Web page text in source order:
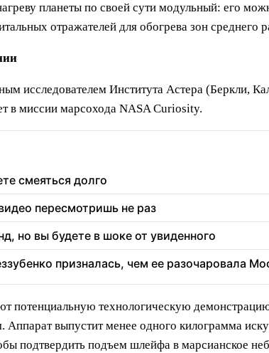
планеты по своей сути модульный: его
отражателей для обогрева зон среднего
исследователем Института Астера (Беркли,
в миссии марсохода NASA Curiosity.
смеяться долго
пересмотришь не раз
но вы будете в шоке от увиденного
призналась, чем ее разочаровала
потенциальную технологическую
Аппарат выпустит менее одного килограмма
подтвердить подъем шлейфа в марсианское